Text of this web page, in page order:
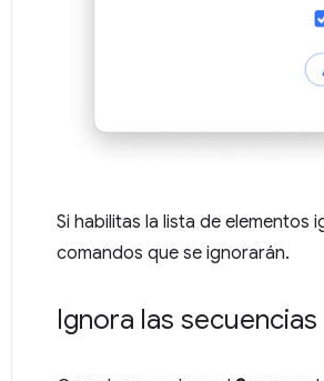
Si habilitas la lista de elementos
comandos que se ignorarán.
Ignora las